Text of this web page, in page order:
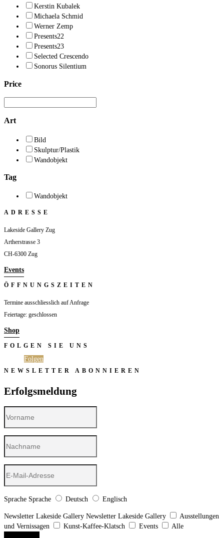
Kerstin Kubalek
Michaela Schmid
Werner Zemp
Presents22
Presents23
Selected Crescendo
Sonorus Silentium
Price
Art
Bild
Skulptur/Plastik
Wandobjekt
Tag
Wandobjekt
ADRESSE
Lakeside Gallery Zug
Artherstrasse 3
CH-6300 Zug
Events
ÖFFNUNGSZEITEN
Termine ausschliesslich auf Anfrage
Feiertage: geschlossen
Shop
FOLGEN SIE UNS
Folgen
NEWSLETTER ABONNIEREN
Erfolgsmeldung
Sprache Sprache Deutsch Englisch
Newsletter Lakeside Gallery Newsletter Lakeside Gallery
Ausstellungen
und Vernissagen
Kunst-Kaffee-Klatsch Events
Alle